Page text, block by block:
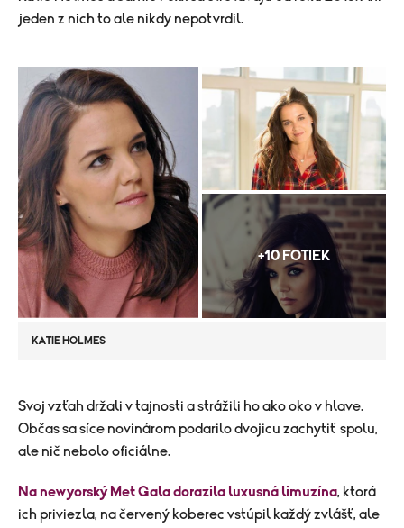
jeden z nich to ale nikdy nepotvrdil.
+10 FOTIEK
KATIE HOLMES
​Svoj vzťah držali v tajnosti a strážili ho ako oko v hlave.
Občas sa síce novinárom podarilo dvojicu zachytiť spolu,
ale nič nebolo oficiálne.
Na newyorský Met Gala dorazila luxusná limuzína, ktorá
ich priviezla, na červený koberec vstúpil každý zvlášť, ale